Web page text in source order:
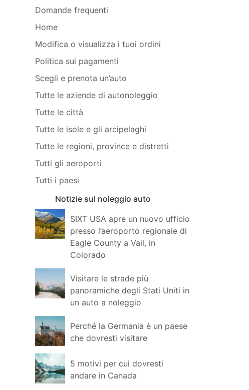
Domande frequenti
Home
Modifica o visualizza i tuoi ordini
Politica sui pagamenti
Scegli e prenota un’auto
Tutte le aziende di autonoleggio
Tutte le città
Tutte le isole e gli arcipelaghi
Tutte le regioni, province e distretti
Tutti gli aeroporti
Tutti i paesi
Notizie sul noleggio auto
SIXT USA apre un nuovo ufficio
presso l’aeroporto regionale di
Eagle County a Vail, in
Colorado
Visitare le strade più
panoramiche degli Stati Uniti in
un auto a noleggio
Perché la Germania è un paese
che dovresti visitare
5 motivi per cui dovresti
andare in Canada